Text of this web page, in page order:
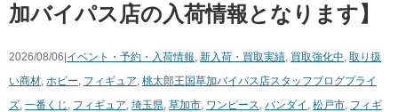
加バイパス店の入荷情報となります】
2026/08/06|イベント・予約・入荷情報 新入荷・買取実績 買取強化中 取り扱
い商材 ホビー フィギュア 桃太郎王国草加バイパス店スタッフブログプライ
ズ 一番くじ フィギュア 埼玉県 草加市 ワンピース バンダイ 松戸市 フィギ